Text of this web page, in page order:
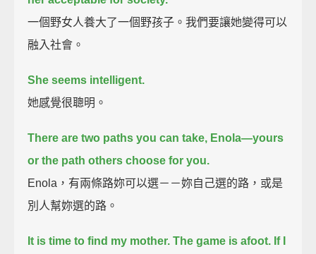
一個野女人養大了一個野孩子。我們要讓她變得可以
融入社會。
She seems intelligent.
她感覺很聰明。
There are two paths you can take, Enola—yours
or the path others choose for you.
Enola，有兩條路妳可以選－－妳自己選的路，或是
別人幫妳選的路。
It is time to find my mother. The game is afoot. If I